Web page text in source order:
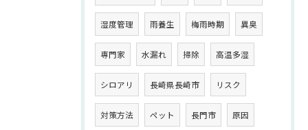
湿度管理 雨養生 梅雨時期 異臭
専門家 水漏れ 掃除 高温多湿
シロアリ 長崎県長崎市 リスク
対策方法 ペット 長門市 原因